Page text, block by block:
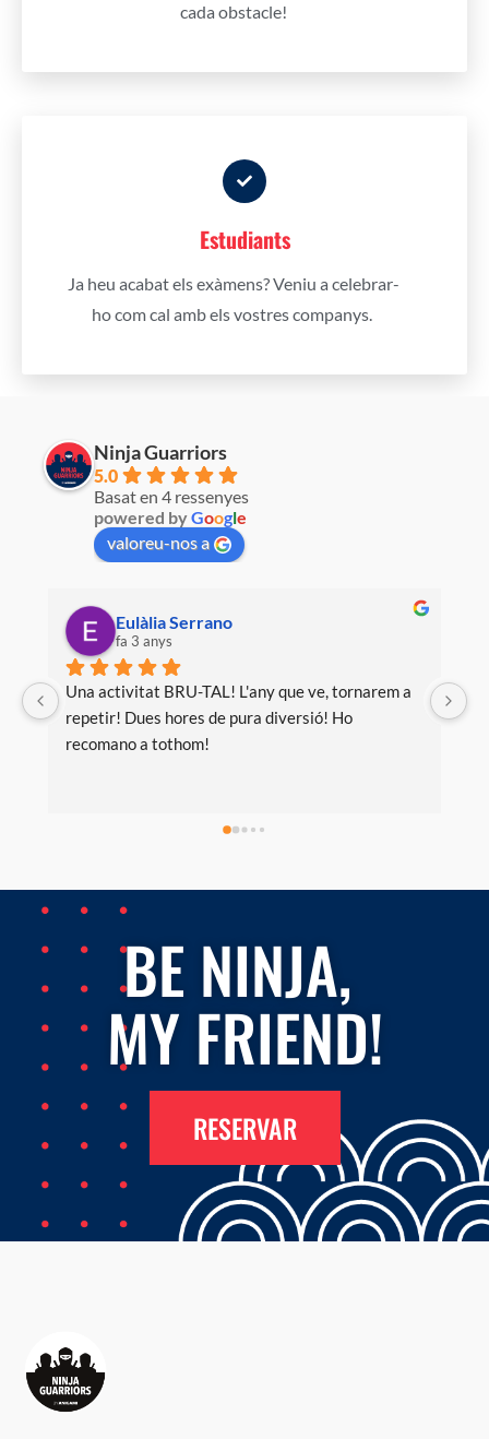
cada obstacle!
Estudiants
Ja heu acabat els exàmens? Veniu a celebrar-
ho com cal amb els vostres companys.
Ninja Guarriors
5.0
Basat en 4 ressenyes
powered byGoogle
valoreu-nos a
Eulàlia Serrano
fa 3 anys
Una activitat BRU-TAL! L'any que ve, tornarem a
repetir! Dues hores de pura diversió! Ho
recomano a tothom!
BE NINJA,
MY FRIEND!
RESERVAR